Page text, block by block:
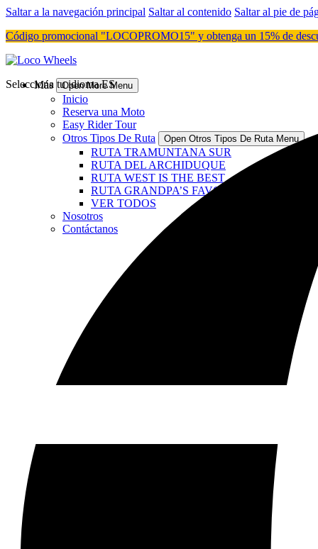
Saltar a la navegación principal Saltar al contenido Saltar al pie de
Código promocional "LOCOPROMO15" y obtenga un 15% de
Más Open More Menu
Inicio
Reserva una Moto
Easy Rider Tour
Otros Tipos De Ruta
Open Otros Tipos De Ruta Menu
RUTA TRAMUNTANA SUR
RUTA DEL ARCHIDUQUE
RUTA WEST IS THE BEST
RUTA GRANDPA’S FAVOURITE
VER TODOS
Nosotros
Contáctanos
Selecciona tu idioma ES